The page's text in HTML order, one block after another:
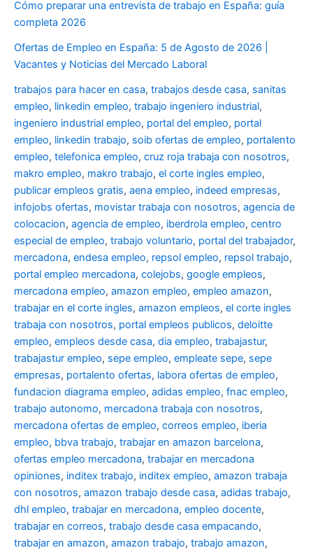
Cómo preparar una entrevista de trabajo en España: guía
completa 2026
Ofertas de Empleo en España: 5 de Agosto de 2026 |
Vacantes y Noticias del Mercado Laboral
trabajos para hacer en casa, trabajos desde casa, sanitas
empleo, linkedin empleo, trabajo ingeniero industrial,
ingeniero industrial empleo, portal del empleo, portal
empleo, linkedin trabajo, soib ofertas de empleo, portalento
empleo, telefonica empleo, cruz roja trabaja con nosotros,
makro empleo, makro trabajo, el corte ingles empleo,
publicar empleos gratis, aena empleo, indeed empresas,
infojobs ofertas, movistar trabaja con nosotros, agencia de
colocacion, agencia de empleo, iberdrola empleo, centro
especial de empleo, trabajo voluntario, portal del trabajador,
mercadona, endesa empleo, repsol empleo, repsol trabajo,
portal empleo mercadona, colejobs, google empleos,
mercadona empleo, amazon empleo, empleo amazon,
trabajar en el corte ingles, amazon empleos, el corte ingles
trabaja con nosotros, portal empleos publicos, deloitte
empleo, empleos desde casa, dia empleo, trabajastur,
trabajastur empleo, sepe empleo, empleate sepe, sepe
empresas, portalento ofertas, labora ofertas de empleo,
fundacion diagrama empleo, adidas empleo, fnac empleo,
trabajo autonomo, mercadona trabaja con nosotros,
mercadona ofertas de empleo, correos empleo, iberia
empleo, bbva trabajo, trabajar en amazon barcelona,
ofertas empleo mercadona, trabajar en mercadona
opiniones, inditex trabajo, inditex empleo, amazon trabaja
con nosotros, amazon trabajo desde casa, adidas trabajo,
dhl empleo, trabajar en mercadona, empleo docente,
trabajar en correos, trabajo desde casa empacando,
trabajar en amazon, amazon trabajo, trabajo amazon,